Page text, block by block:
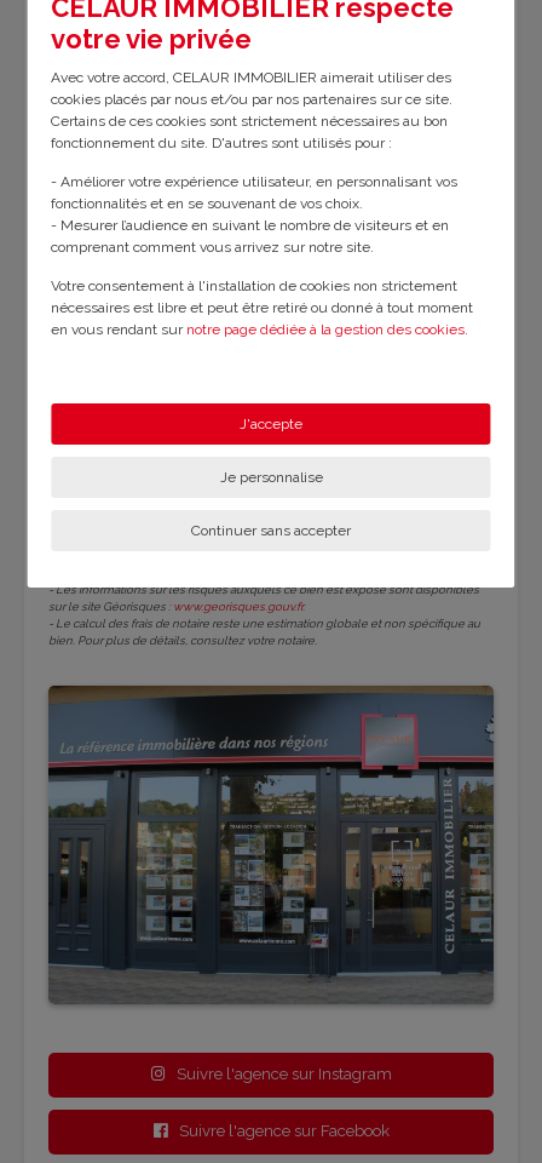
Bilan énergétique
Consommation
Émission GES
- Montant minimum estimé de la consommation énergétique annuelle
- Montant maximum estimé de la consommation énergétique annuelle
du bien : 4890€.
- DPE réalisé le :13/01/2026.
- Montant estimé des dépenses annuelles d'énergie pour un usage standard :
- Les informations sur les risques auxquels ce bien est exposé sont disponibles
sur le site Géorisques :www.georisques.gouv.fr.
- Le calcul des frais de notaire reste une estimation globale et non spécifique au
bien. Pour plus de détails, consultez votre notaire.
Suivre l'agence sur Instagram
Suivre l'agence sur Facebook
CELAUR IMMOBILIER respecte
votre vie privée
Avec votre accord, CELAUR IMMOBILIER aimerait utiliser des
cookies placés par nous et/ou par nos partenaires sur ce site.
Certains de ces cookies sont strictement nécessaires au bon
fonctionnement du site. D'autres sont utilisés pour :
- Améliorer votre expérience utilisateur, en personnalisant vos
fonctionnalités et en se souvenant de vos choix.
- Mesurer l’audience en suivant le nombre de visiteurs et en
comprenant comment vous arrivez sur notre site.
Votre consentement à l'installation de cookies non strictement
nécessaires est libre et peut être retiré ou donné à tout moment
en vous rendant sur notre page dédiée à la gestion des cookies
J'accepte
Je personnalise
Continuer sans accepter